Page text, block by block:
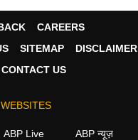
CAREERS
SITEMAP
DISCLAIMER
CONTACT US
ABP Live ABP न्यूज़